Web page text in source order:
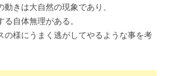
きは大自然の現象であり、
自体無理がある。
の様にうまく逃がしてやるような事を考